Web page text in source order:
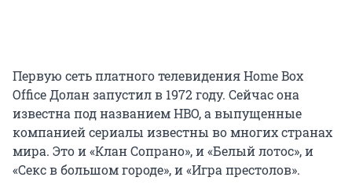
Первую сеть платного телевидения Home Box
Office Долан запустил в 1972 году. Сейчас она
известна под названием HBO, а выпущенные
компанией сериалы известны во многих странах
мира. Это и «Клан Сопрано», и «Белый лотос», и
«Секс в большом городе», и «Игра престолов».